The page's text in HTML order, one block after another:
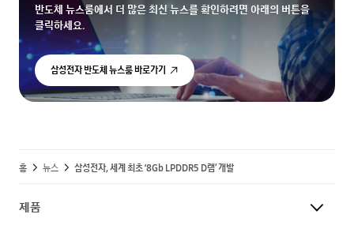
반도체 뉴스룸에서 더 많은 최신 뉴스를 확인하려면 아래의 버튼을
클릭하세요.
삼성전자 반도체 뉴스룸 바로가기
홈 뉴스 삼성전자, 세계 최초 ‘8Gb LPDDR5 D램’ 개발
제품